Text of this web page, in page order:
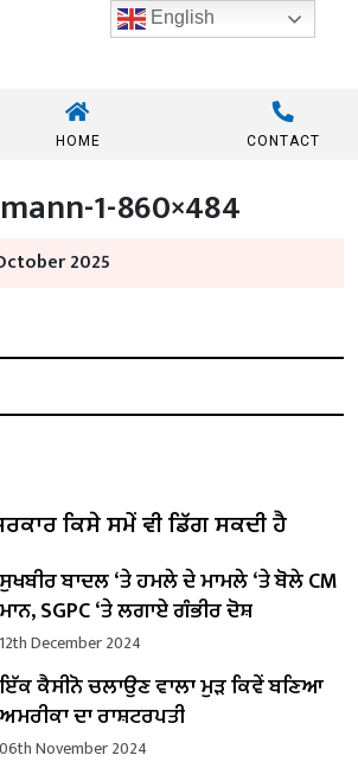
HOME CONTACT
1-860×484
2025
ਕਿਸੇ ਸਮੇਂ ਵੀ ਡਿੱਗ ਸਕਦੀ ਹੈ
ਸੁਖਬੀਰ ਬਾਦਲ ‘ਤੇ ਹਮਲੇ ਦੇ ਮਾਮਲੇ ‘ਤੇ ਬੋਲੇ ​​CM
ਮਾਨ, SGPC ‘ਤੇ ਲਗਾਏ ਗੰਭੀਰ ਦੋਸ਼
12th December 2024
ਇੱਕ ਕੈਸੀਨੋ ਚਲਾਉਣ ਵਾਲਾ ਮੁੜ ਕਿਵੇਂ ਬਣਿਆ
ਅਮਰੀਕਾ ਦਾ ਰਾਸ਼ਟਰਪਤੀ
06th November 2024
English